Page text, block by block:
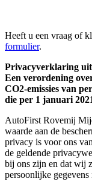
Heeft u een vraag of
formulier.
Privacyverklaring
Een verordening
CO2-emissies van
die per 1 januari
AutoFirst Rovemij
waarde aan de
privacy is voor ons
de geldende
bij ons zijn en dat wij
persoonlijke